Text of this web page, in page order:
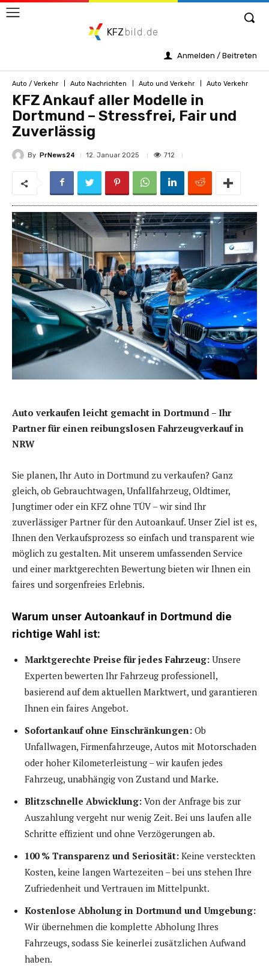
KFZ bild.de
Anmelden / Beitreten
Auto / Verkehr Auto Nachrichten Auto und Verkehr Auto Verkehr
KFZ Ankauf aller Modelle in
Dortmund – Stressfrei, Fair und
Zuverlässig
By PrNews24 12. Januar 2025 712
Auto verkaufen leicht gemacht in Dortmund – Ihr
Partner für einen reibungslosen Fahrzeugverkauf in
NRW
Sie planen, Ihr Auto in Dortmund zu verkaufen? Ganz
gleich, ob Gebrauchtwagen, Unfallfahrzeug, Oldtimer,
Jungtimer oder ein KFZ ohne TÜV – wir sind Ihr
zuverlässiger Partner für den Autoankauf. Unser Ziel ist es,
Ihnen den Verkaufsprozess so einfach und transparent wie
möglich zu gestalten. Mit unserem umfassenden Service
und einer marktgerechten Bewertung bieten wir Ihnen ein
faires und sorgenfreies Erlebnis.
Warum unser Autoankauf in Dortmund die
richtige Wahl ist:
Marktgerechte Preise für jedes Fahrzeug: Unsere
Experten bewerten Ihr Fahrzeug professionell,
basierend auf dem aktuellen Marktwert, und garantieren
Ihnen ein faires Angebot.
Sofortankauf ohne Einschränkungen: Ob
Unfallwagen, Firmenfahrzeuge, Autos mit Motorschaden
oder hoher Kilometerleistung – wir kaufen jedes
Fahrzeug, unabhängig von Zustand und Marke.
Blitzschnelle Abwicklung: Von der Anfrage bis zur
Auszahlung vergeht nur wenig Zeit. Bei uns laufen alle
Schritte effizient und ohne Verzögerungen ab.
100 % Transparenz und Seriosität: Keine versteckten
Kosten, keine langen Wartezeiten – bei uns stehen Ihre
Zufriedenheit und Vertrauen im Mittelpunkt.
Kostenlose Abholung in Dortmund und Umgebung:
Wir übernehmen die komplette Abholung Ihres
Fahrzeugs, sodass Sie keinerlei zusätzlichen Aufwand
haben.